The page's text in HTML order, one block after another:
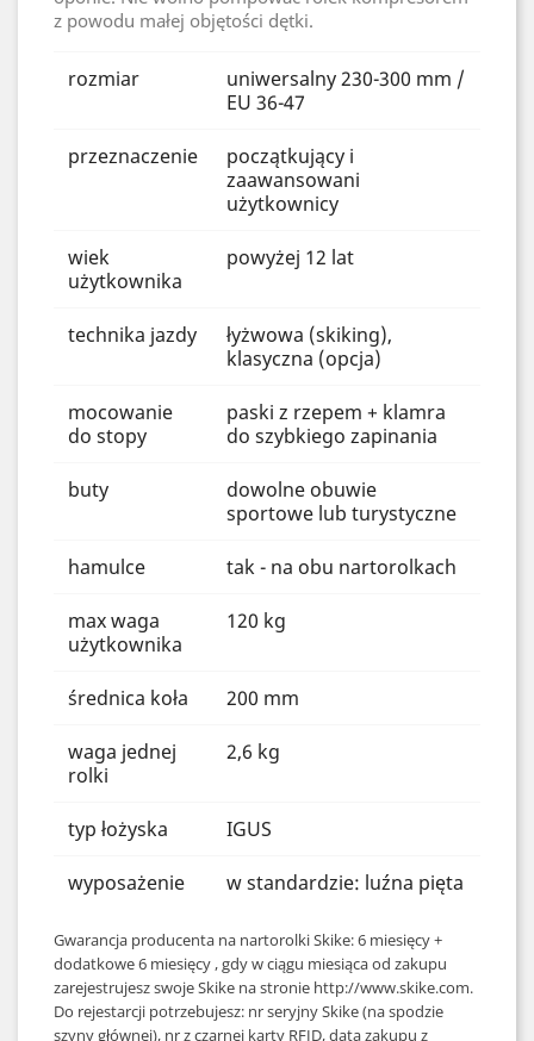
z powodu małej objętości dętki.
rozmiar
uniwersalny 230-300 mm /
EU 36-47
przeznaczenie
początkujący i
zaawansowani
użytkownicy
wiek
użytkownika
powyżej 12 lat
technika jazdy
łyżwowa (skiking),
klasyczna (opcja)
mocowanie
do stopy
paski z rzepem + klamra
do szybkiego zapinania
buty
dowolne obuwie
sportowe lub turystyczne
hamulce tak - na obu nartorolkach
max waga
użytkownika
120 kg
średnica koła 200 mm
waga jednej
rolki
2,6 kg
typ łożyska IGUS
wyposażenie w standardzie: luźna pięta
Gwarancja producenta na nartorolki Skike: 6 miesięcy +
dodatkowe 6 miesięcy , gdy w ciągu miesiąca od zakupu
zarejestrujesz swoje Skike na stronie http://www.skike.com.
Do rejestarcji potrzebujesz: nr seryjny Skike (na spodzie
szyny głównej), nr z czarnej karty RFID, data zakupu z